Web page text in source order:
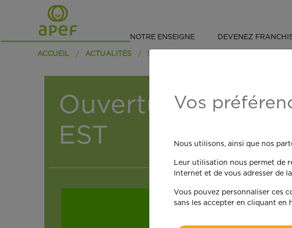
NOTRE ENSEIGNE DEVENEZ
ACCUEIL ACTUALITÉS
Ouverture d'une
EST
Vos
Nous utilisons, ainsi que nos
Leur utilisation nous permet de
Internet et de vous adresser de
Vous pouvez personnaliser ces
sans les accepter en cliquant